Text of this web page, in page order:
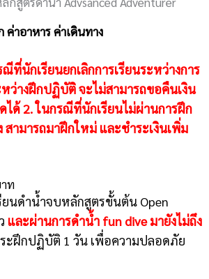
ค่าอาหาร ค่าเดินทาง
ที่นักเรียนยกเลิกการเรียนระหว่างการ
ว่างฝึกปฏิบัติ จะไม่สามารถขอคืนเงิน
ด้ 2. ในกรณีที่นักเรียนไม่ผ่านการฝึก
ามารถมาฝึกใหม่ และชำระเงินเพิ่ม
ท
นดำน้ำจบหลักสูตรขั้นต้น Open
และผ่านการดำน้ำ fun dive มายังไม่ถึง
ะฝึกปฏิบัติ 1 วัน เพื่อความปลอดภัย